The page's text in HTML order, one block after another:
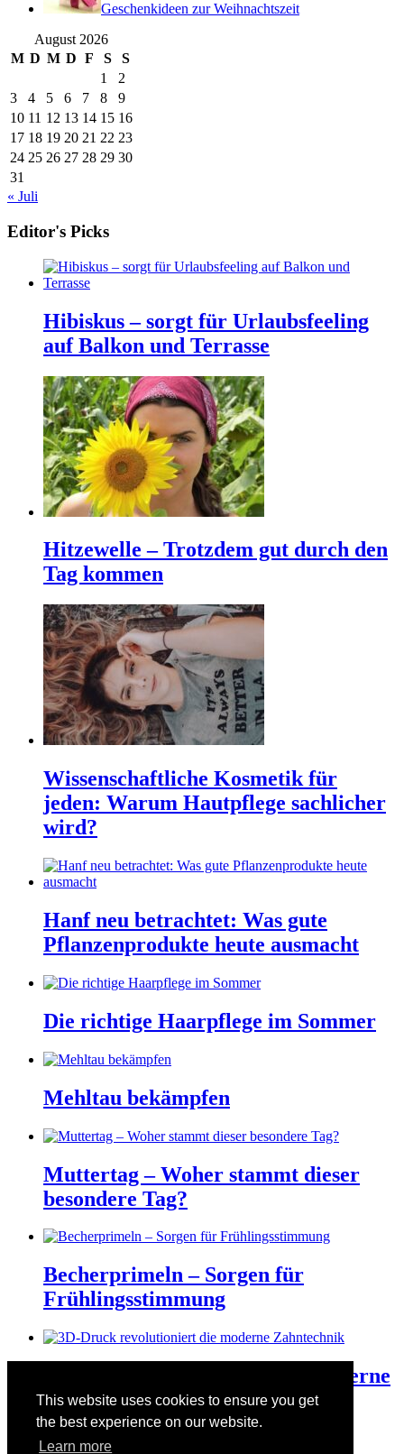
This website uses cookies to ensure you get
the best experience on our website.
Learn more
Geschenkideen zur Weihnachtszeit
August 2026
M D M D F S
S
1
2
3
4 5 6 7 8
9
10 11 12 13 14 15 16
17 18 19 20 21 22 23
24 25 26 27 28 29 30
31
« Juli
Editor's Picks
Hibiskus – sorgt für Urlaubsfeeling
auf Balkon und Terrasse
Hitzewelle – Trotzdem gut durch den
Tag kommen
Wissenschaftliche Kosmetik für
jeden: Warum Hautpflege sachlicher
wird?
Hanf neu betrachtet: Was gute
Pflanzenprodukte heute ausmacht
Die richtige Haarpflege im Sommer
Mehltau bekämpfen
Muttertag – Woher stammt dieser
besondere Tag?
Becherprimeln – Sorgen für
Frühlingsstimmung
3D-Druck revolutioniert die moderne
Zahntechnik